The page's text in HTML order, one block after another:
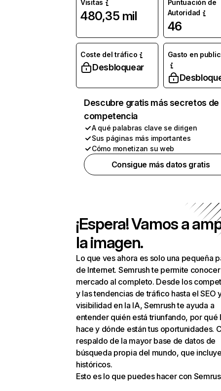
Visitas
480,35 mil
Puntuación de
Autoridad
46
Coste del tráfico
Desbloquear
Gasto en
Descubre gratis más secretos de
competencia
A qué palabras clave se dirigen
Sus páginas más importantes
Cómo monetizan su web
Consigue más datos gratis
¡Espera! Vamos a
la imagen.
Lo que ves ahora es solo una pequeña
de Internet. Semrush te permite
mercado al completo. Desde los
y las tendencias de tráfico hasta el SEO
visibilidad en la IA, Semrush te ayuda a
entender quién está triunfando, por qué
hace y dónde están tus oportunidades.
respaldo de la mayor base de datos de
búsqueda propia del mundo, que
históricos.
Esto es lo que puedes hacer con